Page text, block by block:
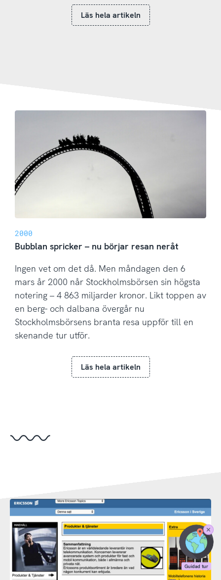
Läs hela artikeln
2000
Bubblan spricker – nu börjar resan neråt
Ingen vet om det då. Men måndagen den 6
mars år 2000 når Stockholmsbörsen sin högsta
notering – 4 863 miljarder kronor. Likt toppen av
en berg- och dalbana övergår nu
Stockholmsbörsens branta resa uppför till en
skenande tur utför.
Läs hela artikeln
Stäng
Guidad
tur